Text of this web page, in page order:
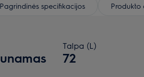
Pagrindinės specifikacijos Produkto
Talpa (L)
72